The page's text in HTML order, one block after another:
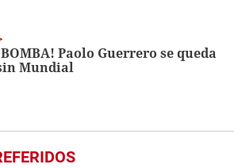
Paolo Guerrero se queda
Mundial